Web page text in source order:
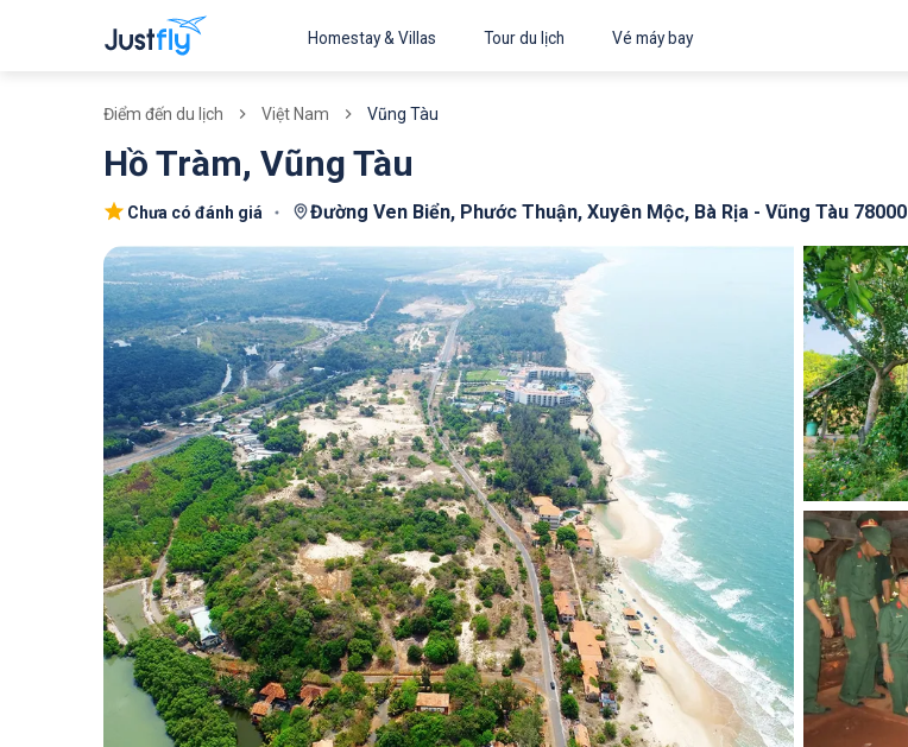
Homestay & Villas Tour du lịch Vé máy bay
Điểm đến du lịch Việt Nam Vũng Tàu
Hồ Tràm, Vũng Tàu
Chưa có đánh giá Đường Ven Biển, Phước Thuận, Xuyên Mộc, Bà Rịa - Vũng Tàu 78000